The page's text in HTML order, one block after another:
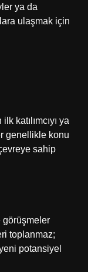
ya da
ulaşmak için
katılımcıyı ya
genellikle konu
sahip
görüşmeler
toplanmaz;
potansiyel